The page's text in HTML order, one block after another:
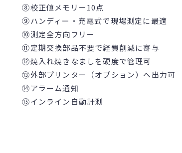
⑧校正値メモリー10点
⑨ハンディー・充電式で現場測定に最適
⑩測定全方向フリー
⑪定期交換部品不要で経費削減に寄与
⑫焼入れ焼きなましを硬度で管理可
⑬外部プリンター（オプション）へ出力可
⑭アラーム通知
⑮インライン自動計測